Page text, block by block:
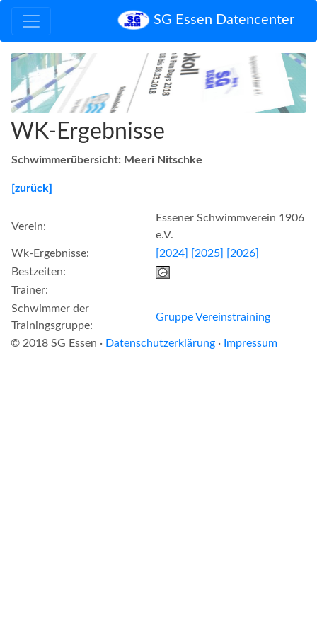
SG Essen Datencenter
WK-Ergebnisse
Schwimmerübersicht: Meeri Nitschke
[zurück]
Verein:
Essener Schwimmverein 1906
e.V.
Wk-Ergebnisse:
[2024] [2025]
[2026]
Bestzeiten:
Trainer:
Schwimmer der
Trainingsgruppe:
Gruppe Vereinstraining
© 2018 SG Essen · Datenschutzerklärung · Impressum